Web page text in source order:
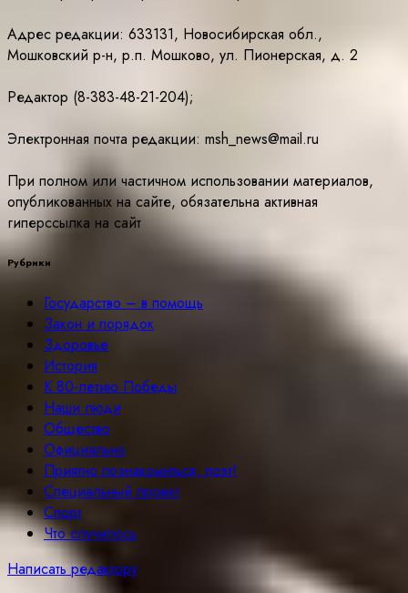
Адрес редакции: 633131, Новосибирская обл.,
Мошковский р-н, р.п. Мошково, ул. Пионерская, д. 2
Редактор (8-383-48-21-204);
Электронная почта редакции: msh_news@mail.ru
При полном или частичном использовании материалов,
опубликованных на сайте, обязательна активная
гиперссылка на сайт
Рубрики
Государство – в помощь
Закон и порядок
Здоровье
История
К 80-летию Победы
Наши люди
Общество
Официально
Приятно познакомиться, поэт!
Специальный проект
Спорт
Что случилось
Написать редактору